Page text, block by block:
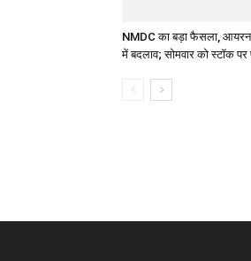
NMDC का बड़ा फैसला,
में बदलाव; सोमवार को स्टॉक